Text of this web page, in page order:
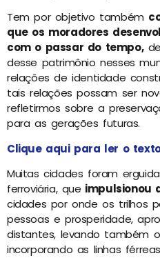
Tem por objetivo também
que os moradores
com o passar do tempo,
desse patrimônio nesses
relações de identidade
tais relações possam ser
refletirmos sobre a
para as gerações futuras.
Clique aqui para ler o
Muitas cidades foram
ferroviária, que impulsionou
cidades por onde os trilhos
pessoas e prosperidade,
distantes, levando também
incorporando as linhas